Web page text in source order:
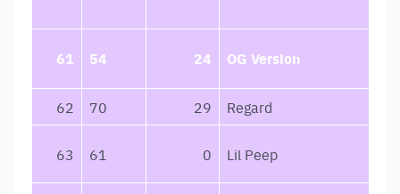
61 54 24 OG Version
62 70 29 Regard
63 61 0 Lil Peep